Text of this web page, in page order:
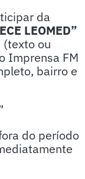
da
LEOMED”
(texto ou
Imprensa FM
bairro e
do período